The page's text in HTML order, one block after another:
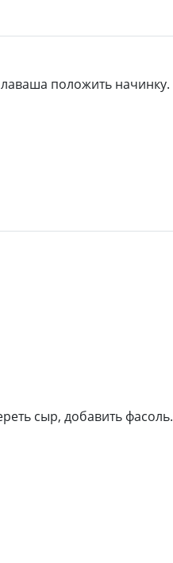
положить начинку.
сыр, добавить фасоль.